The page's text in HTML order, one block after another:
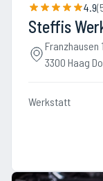
4.9(
Steffis
Franzhausen 1
3300 Haag
Werkstatt